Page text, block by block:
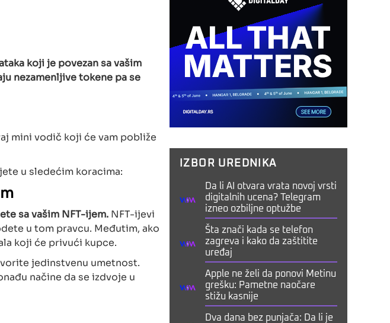
koji je povezan sa vašim
nezamenljive tokene pa se
mini vodič koji će vam pobliže
u sledećim koracima:
sa vašim NFT-ijem. NFT-ijevi
u tom pravcu. Međutim, ako
koji će privući kupce.
jedinstvenu umetnost.
načine da se izdvoje u
IZBOR UREDNIKA
Da li AI otvara vrata novoj vrsti
digitalnih ucena? Telegram
izneo ozbiljne optužbe
Šta znači kada se telefon
zagreva i kako da zaštitite
uređaj
Apple ne želi da ponovi Metinu
grešku: Pametne naočare
stižu kasnije
Dva dana bez punjača: Da li je